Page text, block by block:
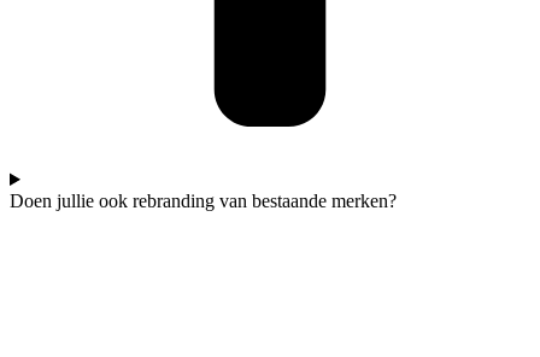
Doen jullie ook rebranding van bestaande merken?